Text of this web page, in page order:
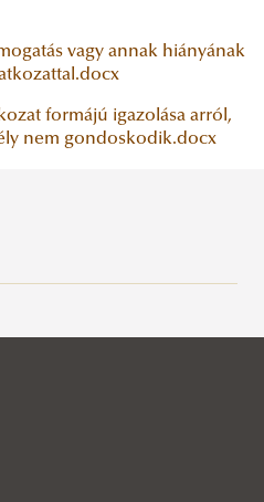
Védelempolitikai Szak
vagy annak hiányának
formájú igazolása arról,
nem gondoskodik.docx